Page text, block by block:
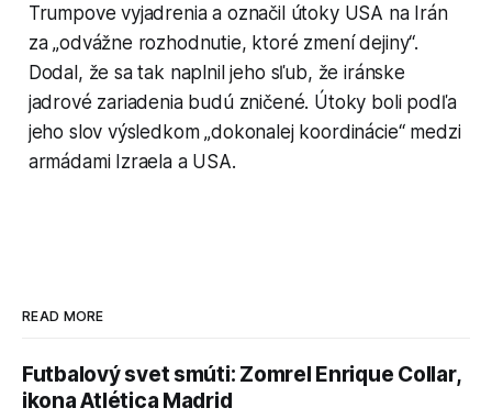
Trumpove vyjadrenia a označil útoky USA na Irán
za „odvážne rozhodnutie, ktoré zmení dejiny“.
Dodal, že sa tak naplnil jeho sľub, že iránske
jadrové zariadenia budú zničené. Útoky boli podľa
jeho slov výsledkom „dokonalej koordinácie“ medzi
armádami Izraela a USA.
READ MORE
Futbalový svet smúti: Zomrel Enrique Collar,
ikona Atlética Madrid